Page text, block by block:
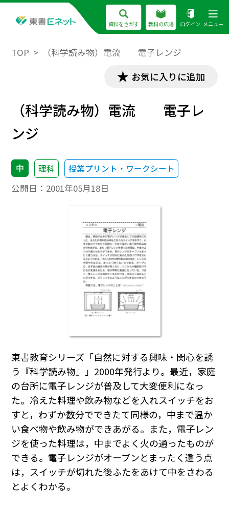
資料をさがす 教科の広場 ログイン メニュー
TOP （科学読み物）電流 電子レンジ
お気に入りに追加
（科学読み物）電流 電子レ
ンジ
中 理科 授業プリント・ワークシート
公開日： 2001年05月18日
東書教育シリーズ「自然に対する興味・関心を誘
う『科学読み物』」2000年発行より。最近，家庭
の台所に電子レンジが普及して大変便利になっ
た。冷えた料理や飲み物などを入れスイッチをお
すと，わずか数分でできたて同様の，中まで温か
い食べ物や飲み物ができあがる。また，電子レン
ジを使った料理は，中までよく火の通ったものが
できる。電子レンジがオーブンとまったく違う点
は，スイッチが切れた後ふたをあけて中をさわる
とよくわかる。